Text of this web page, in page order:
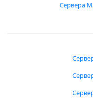
Сервера